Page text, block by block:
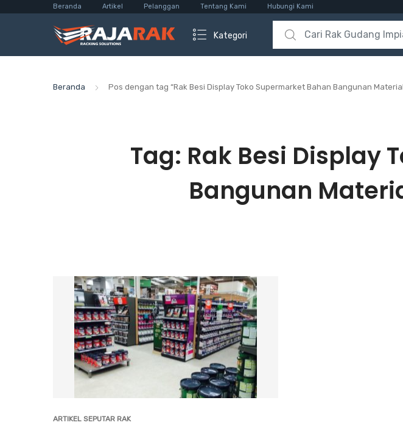
Beranda Artikel Pelanggan Tentang Kami Hubungi Kami
Kategori
Search for:
Beranda Pos dengan tag “Rak Besi Display Toko Supermarket Bahan Bangunan
Tag: Rak Besi Display
Bangunan
ARTIKEL SEPUTAR RAK